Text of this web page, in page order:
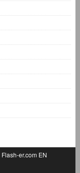
Flash-er.com EN